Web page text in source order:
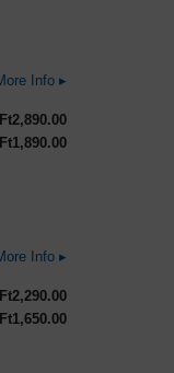
Rated
out
of
Info ▸
Ft2,890.00
Ft1,890.00
Rated
out
of
Info ▸
Ft2,290.00
Ft1,650.00